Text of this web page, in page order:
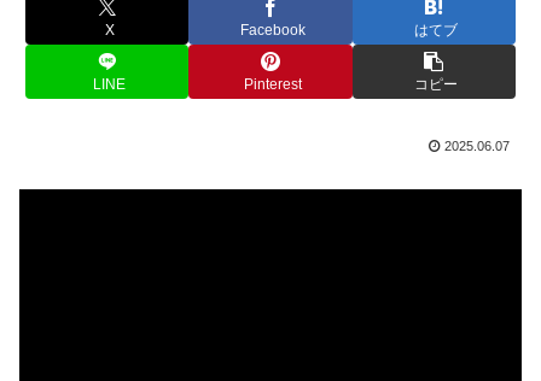
X Facebook はてブ
LINE Pinterest コピー
2025.06.07